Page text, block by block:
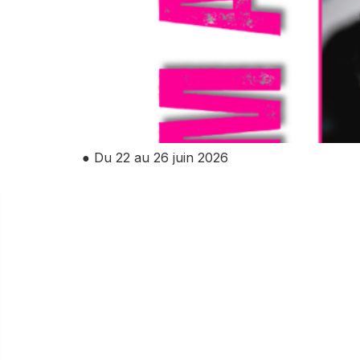
● Du 22 au 26 juin 2026